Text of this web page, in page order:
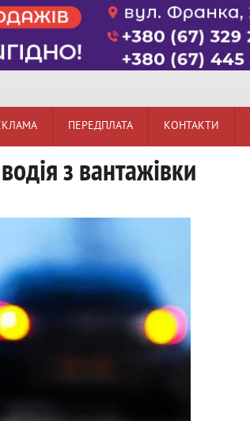
ПЕРЕДПЛАТА КОНТАКТИ
з вантажівки